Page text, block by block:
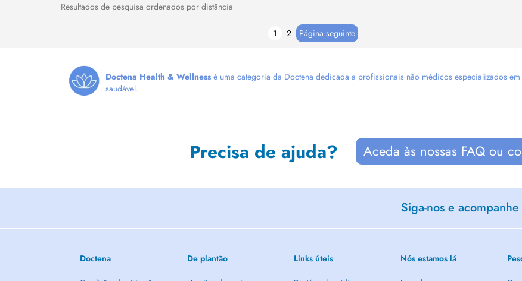
Resultados de pesquisa ordenados por distância
1 2 Página seguinte
Doctena Health & Wellness é uma categoria da Doctena dedicada a profissionais não médicos especializados
saudável.
Precisa de ajuda? Aceda às nossas FAQ ou
Siga-nos e
Doctena De plantão Links úteis Nós estamos lá